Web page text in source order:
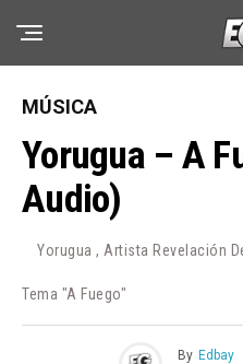
MÚSICA
Yorugua – A
Audio)
Yorugua , Artista Revelación
Tema "A Fuego"
By Edbay